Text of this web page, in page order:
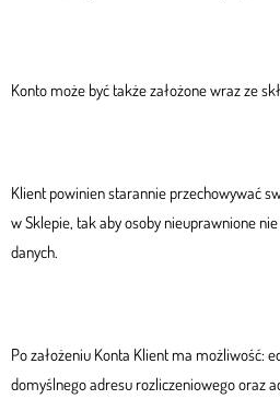
Konto może być także założone wraz ze
Klient powinien starannie przechowywać
w Sklepie, tak aby osoby nieuprawnione
danych.
Po założeniu Konta Klient ma możliwość:
domyślnego adresu rozliczeniowego oraz